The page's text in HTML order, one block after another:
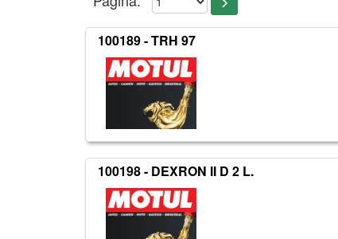
100189 - TRH 97
100198 - DEXRON II D 2 L.